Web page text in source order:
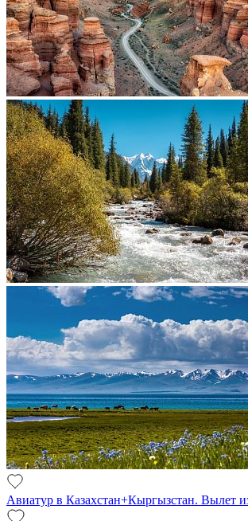
Авиатур в Казахстан+Кыргызстан. Вылет